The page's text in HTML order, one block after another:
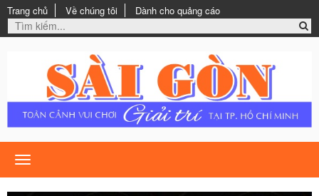
Trang chủ Về chúng tôi Dành cho quảng cáo
Toggle
navigation